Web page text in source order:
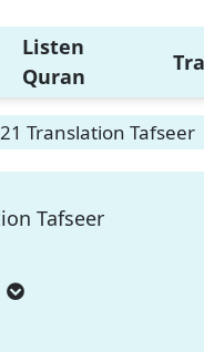
Listen
Quran
Translation Tafseer
Tafseer